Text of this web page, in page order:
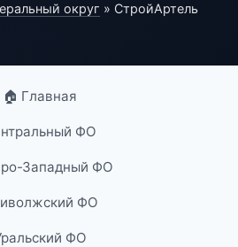
округ » СтройАртель
🏠 Главная
ФО
Западный ФО
ФО
ФО